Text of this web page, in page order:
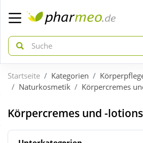
zurück
ÜBERSICHT AKTIONEN
Aktuelle Coupons
zurück
ÜBERSICHT KATEGORIEN
Arzneimittel
Startseite Kategorien
Naturkosmetik
Körpercremes
Körpercremes und -lotions